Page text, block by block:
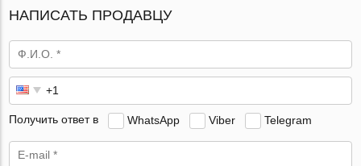
НАПИСАТЬ ПРОДАВЦУ
Получить ответ в WhatsApp Viber Telegram